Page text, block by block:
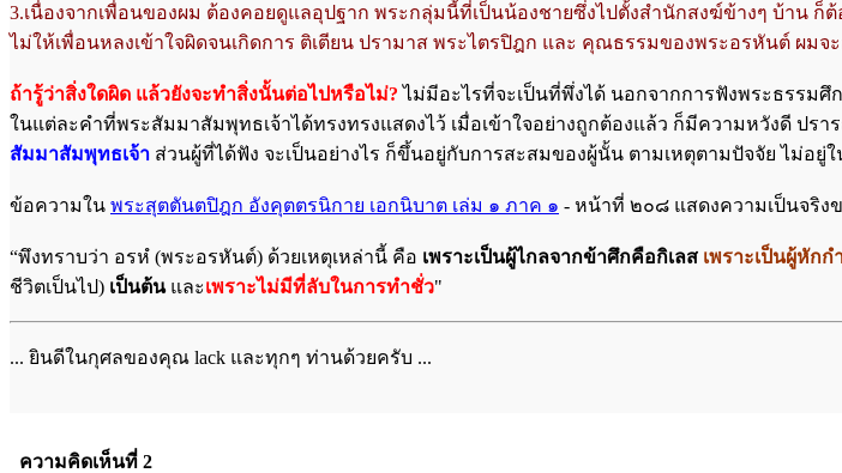
3.เนื่องจากเพื่อนของผม ต้องคอยดูแลอุปฐาก พระกลุ่มนี้ที่เป็นน้องชายซึ่งไปตั้งสำนักสงฆ์ข้างๆ บ้าน ก็
ไม่ให้เพื่อนหลงเข้าใจผิดจนเกิดการ ติเตียน ปรามาส พระไตรปิฎก และ คุณธรรมของพระอรหันต์ ผม
ถ้ารู้ว่าสิ่งใดผิด แล้วยังจะทำสิ่งนั้นต่อไปหรือไม่? ไม่มีอะไรที่จะเป็นที่พึ่งได้ นอกจากการฟังพระธรรม
ในแต่ละคำที่พระสัมมาสัมพุทธเจ้าได้ทรงทรงแสดงไว้ เมื่อเข้าใจอย่างถูกต้องแล้ว ก็มีความหวังดี ปร
สัมมาสัมพุทธเจ้า ส่วนผู้ที่ได้ฟัง จะเป็นอย่างไร ก็ขึ้นอยู่กับการสะสมของผู้นั้น ตามเหตุตามปัจจัย ไม่อ
ข้อความใน พระสุตตันตปิฎก อังคุตตรนิกาย เอกนิบาต เล่ม ๑ ภาค ๑ - หน้าที่ ๒๐๘ แสดงความเป็นจริง
“พึงทราบว่า อรหํ (พระอรหันต์) ด้วยเหตุเหล่านี้ คือ เพราะเป็นผู้ไกลจากข้าศึกคือกิเลส เพราะเป็นผู้หักก
ชีวิตเป็นไป) เป็นต้นและเพราะไม่มีที่ลับในการทำชั่ว"
... ยินดีในกุศลของคุณ lack และทุกๆ ท่านด้วยครับ ...
ความคิดเห็นที่ 2